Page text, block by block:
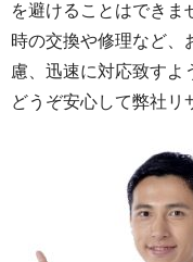
を避けることはできま
時の交換や修理など、
慮、迅速に対応致すよ
どうぞ安心して弊社リ